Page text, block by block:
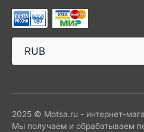
2025 © Motsa.ru - интернет-
Мы получаем и обрабатываем